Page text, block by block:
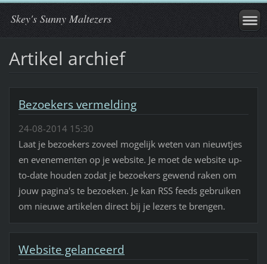
Skey's Sunny Maltezers
Artikel archief
Bezoekers vermelding
24-08-2014 15:30
Laat je bezoekers zoveel mogelijk weten van nieuwtjes
en evenementen op je website. Je moet de website up-
to-date houden zodat je bezoekers gewend raken om
jouw pagina's te bezoeken. Je kan RSS feeds gebruiken
om nieuwe artikelen direct bij je lezers te brengen.
Website gelanceerd